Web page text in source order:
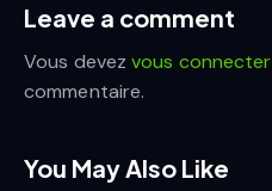
Leave a comment
Vous devezvous connecter
commentaire.
You May Also Like